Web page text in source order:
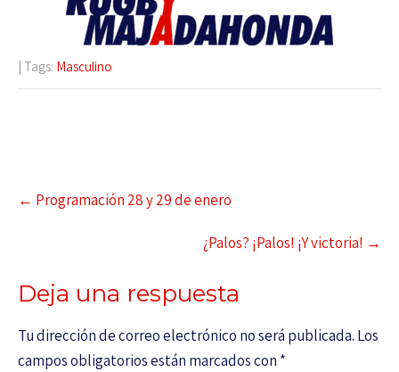
| Tags: Masculino
← Programación 28 y 29 de enero
¿Palos? ¡Palos! ¡Y victoria! →
Deja una respuesta
Tu dirección de correo electrónico no será publicada. Los
campos obligatorios están marcados con *